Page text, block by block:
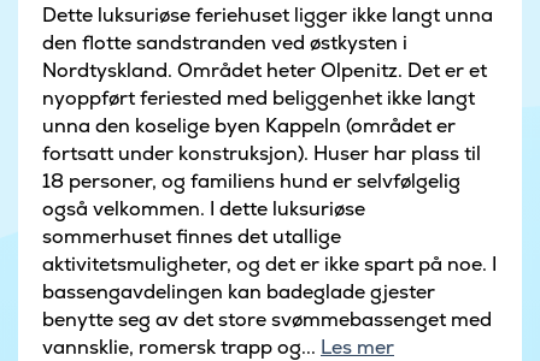
Dette luksuriøse feriehuset ligger ikke langt unna
den flotte sandstranden ved østkysten i
Nordtyskland. Området heter Olpenitz. Det er et
nyoppført feriested med beliggenhet ikke langt
unna den koselige byen Kappeln (området er
fortsatt under konstruksjon). Huser har plass til
18 personer, og familiens hund er selvfølgelig
også velkommen. I dette luksuriøse
sommerhuset finnes det utallige
aktivitetsmuligheter, og det er ikke spart på noe. I
bassengavdelingen kan badeglade gjester
benytte seg av det store svømmebassenget med
vannsklie, romersk trapp og... Les mer